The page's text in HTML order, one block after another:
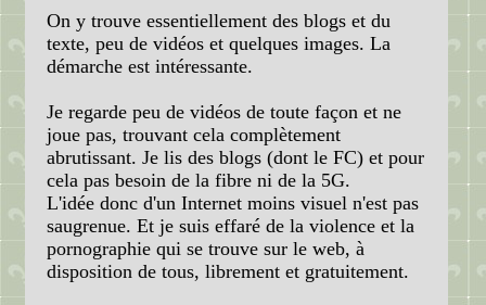
On y trouve essentiellement des blogs et du
texte, peu de vidéos et quelques images. La
démarche est intéressante.
Je regarde peu de vidéos de toute façon et ne
joue pas, trouvant cela complètement
abrutissant. Je lis des blogs (dont le FC) et pour
cela pas besoin de la fibre ni de la 5G.
L'idée donc d'un Internet moins visuel n'est pas
saugrenue. Et je suis effaré de la violence et la
pornographie qui se trouve sur le web, à
disposition de tous, librement et gratuitement.